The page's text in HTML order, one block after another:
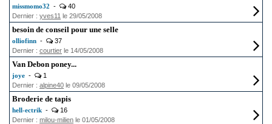
missmomo32 -
40
Dernier : yves11 le 29/05/2008
besoin de conseil pour une selle
olliofinn -
37
Dernier : courtier le 14/05/2008
Van Debon poney...
joye -
1
Dernier : alpine40 le 09/05/2008
Broderie de tapis
hell-ectrik -
16
Dernier : milou-milien le 01/05/2008